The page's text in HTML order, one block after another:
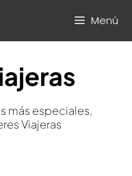
Menú
más especiales,
Viajeras